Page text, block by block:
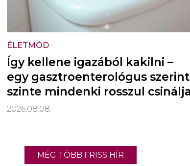
ÉLETMÓD
Így kellene igazából kakilni –
egy gasztroenterológus szerint
szinte mindenki rosszul
2026.08.08.
MÉG TÖBB FRISS HÍR